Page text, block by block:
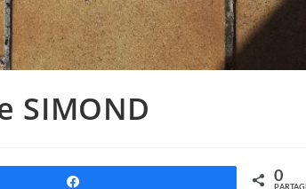
SIMOND
0